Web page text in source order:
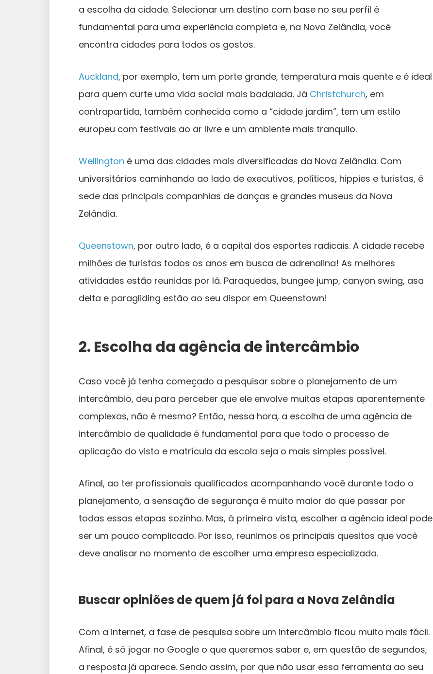
a escolha da cidade. Selecionar um destino com base no seu perfil é
fundamental para uma experiência completa e, na Nova Zelândia, você
encontra cidades para todos os gostos.
Auckland, por exemplo, tem um porte grande, temperatura mais quente e é ideal
para quem curte uma vida social mais badalada. Já Christchurch, em
contrapartida, também conhecida como a “cidade jardim”, tem um estilo
europeu com festivais ao ar livre e um ambiente mais tranquilo.
Wellington é uma das cidades mais diversificadas da Nova Zelândia. Com
universitários caminhando ao lado de executivos, políticos, hippies e turistas, é
sede das principais companhias de danças e grandes museus da Nova
Zelândia.
Queenstown, por outro lado, é a capital dos esportes radicais. A cidade recebe
milhões de turistas todos os anos em busca de adrenalina! As melhores
atividades estão reunidas por lá. Paraquedas, bungee jump, canyon swing, asa
delta e paragliding estão ao seu dispor em Queenstown!
2. Escolha da agência de intercâmbio
Caso você já tenha começado a pesquisar sobre o planejamento de um
intercâmbio, deu para perceber que ele envolve muitas etapas aparentemente
complexas, não é mesmo? Então, nessa hora, a escolha de uma agência de
intercâmbio de qualidade é fundamental para que todo o processo de
aplicação do visto e matrícula da escola seja o mais simples possível.
Afinal, ao ter profissionais qualificados acompanhando você durante todo o
planejamento, a sensação de segurança é muito maior do que passar por
todas essas etapas sozinho. Mas, à primeira vista, escolher a agência ideal pode
ser um pouco complicado. Por isso, reunimos os principais quesitos que você
deve analisar no momento de escolher uma empresa especializada.
Buscar opiniões de quem já foi para a Nova Zelândia
Com a internet, a fase de pesquisa sobre um intercâmbio ficou muito mais fácil.
Afinal, é só jogar no Google o que queremos saber e, em questão de segundos,
a resposta já aparece. Sendo assim, por que não usar essa ferramenta ao seu